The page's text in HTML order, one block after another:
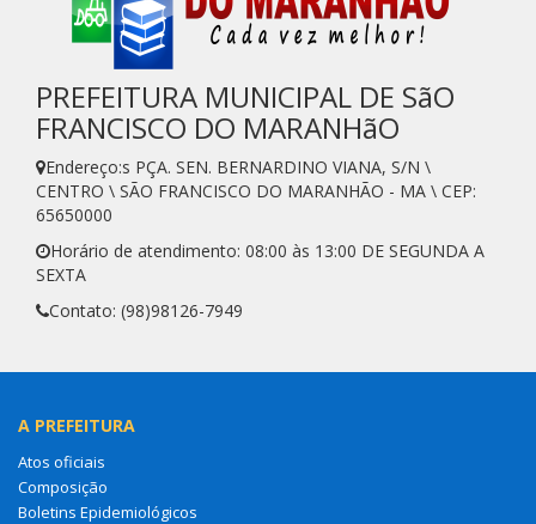
PREFEITURA MUNICIPAL DE SãO
FRANCISCO DO MARANHãO
Endereço:s PÇA. SEN. BERNARDINO VIANA, S/N \
CENTRO \ SÃO FRANCISCO DO MARANHÃO - MA \ CEP:
65650000
Horário de atendimento: 08:00 às 13:00 DE SEGUNDA A
SEXTA
Contato: (98)98126-7949
A PREFEITURA
Atos oficiais
Composição
Boletins Epidemiológicos